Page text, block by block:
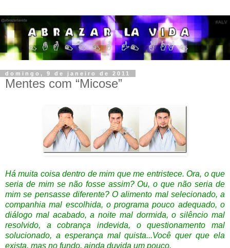
domingo, 9 de janeiro de 2011
Mentes com “Micose”
Há muita coisa dentro de mim que me entristece. Ora, o que
seria de mim se não fosse assim? Ou, o que não seria de
mim se pensasse diferente? O alimento mal selecionado, a
companhia mal escolhida, o programa pouco adequado, o
diálogo mal acabado, a noite mal dormida, o silêncio mal
resolvido, a cobrança indevida, o questionamento mal
solucionado, a esperança mal quista...Você quer que ela
exista, mas no fundo, ainda duvida um pouco.